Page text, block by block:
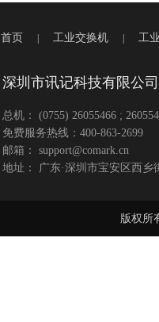
首页 工业交换机 工
深圳市讯记科技有限公司
总机： (0755) 26055466 ;
免费服务热线：400-863-2699
邮箱： support@comark.cn
地址： 广东·深圳市宝安区西
版权所